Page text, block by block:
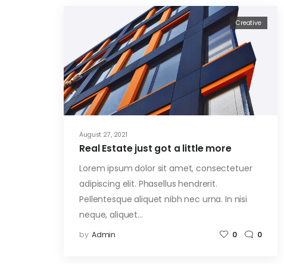
August 27, 2021
Creative
Real Estate just got a little more
Lorem ipsum dolor sit amet, consectetuer
adipiscing elit. Phasellus hendrerit.
Pellentesque aliquet nibh nec urna. In nisi
neque, aliquet…
by Admin 0 0